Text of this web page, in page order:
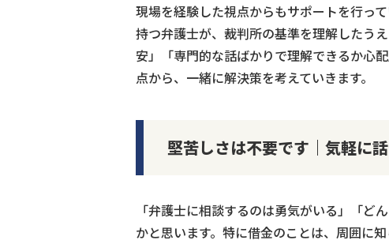
現場を経験した視点からもサポートを行っ
持つ弁護士が、裁判所の基準を理解したう
安」「専門的な話ばかりで理解できるか心
点から、一緒に解決策を考えていきます。
堅苦しさは不要です｜気軽に
「弁護士に相談するのは勇気がいる」「ど
かと思います。特に借金のことは、周囲に